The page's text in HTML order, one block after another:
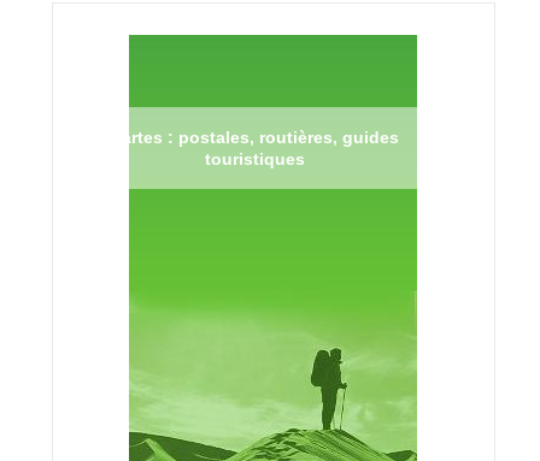
Cartes : postales, routières, guides
touristiques